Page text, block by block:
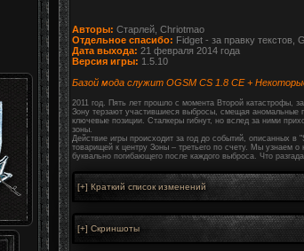
Авторы: Старлей, Chriotmao
Отдельное спасибо: Fidget - за правку текстов,
Дата выхода: 21 февраля 2014 года
Версия игры: 1.5.10
Базой мода служит OGSM CS 1.8 CE +
2011 год. Пять лет прошло с момента Второй катастрофы,
Зону терзают участившиеся выбросы, смещая аномальные
ключевые позиции. Сталкеры гибнут, но вслед за ними
зоны.
Действие игры происходит за год до событий, описанных
товарищей к центру Зоны – третьего по счету. Мы узнаем о
буквально погибающего после каждого выброса. Что